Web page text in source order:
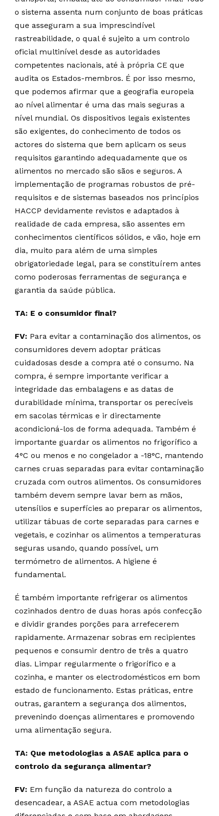
o sistema assenta num conjunto de boas práticas
que asseguram a sua imprescindível
rastreabilidade, o qual é sujeito a um controlo
oficial multinível desde as autoridades
competentes nacionais, até à própria CE que
audita os Estados-membros. É por isso mesmo,
que podemos afirmar que a geografia europeia
ao nível alimentar é uma das mais seguras a
nível mundial. Os dispositivos legais existentes
são exigentes, do conhecimento de todos os
actores do sistema que bem aplicam os seus
requisitos garantindo adequadamente que os
alimentos no mercado são sãos e seguros. A
implementação de programas robustos de pré-
requisitos e de sistemas baseados nos princípios
HACCP devidamente revistos e adaptados à
realidade de cada empresa, são assentes em
conhecimentos científicos sólidos, e vão, hoje em
dia, muito para além de uma simples
obrigatoriedade legal, para se constituírem antes
como poderosas ferramentas de segurança e
garantia da saúde pública.
TA: E o consumidor final?
FV: Para evitar a contaminação dos alimentos, os
consumidores devem adoptar práticas
cuidadosas desde a compra até o consumo. Na
compra, é sempre importante verificar a
integridade das embalagens e as datas de
durabilidade mínima, transportar os perecíveis
em sacolas térmicas e ir directamente
acondicioná-los de forma adequada. Também é
importante guardar os alimentos no frigorífico a
4°C ou menos e no congelador a -18°C, mantendo
carnes cruas separadas para evitar contaminação
cruzada com outros alimentos. Os consumidores
também devem sempre lavar bem as mãos,
utensílios e superfícies ao preparar os alimentos,
utilizar tábuas de corte separadas para carnes e
vegetais, e cozinhar os alimentos a temperaturas
seguras usando, quando possível, um
termómetro de alimentos. A higiene é
fundamental.
É também importante refrigerar os alimentos
cozinhados dentro de duas horas após confecção
e dividir grandes porções para arrefecerem
rapidamente. Armazenar sobras em recipientes
pequenos e consumir dentro de três a quatro
dias. Limpar regularmente o frigorífico e a
cozinha, e manter os electrodomésticos em bom
estado de funcionamento. Estas práticas, entre
outras, garantem a segurança dos alimentos,
prevenindo doenças alimentares e promovendo
uma alimentação segura.
TA: Que metodologias a ASAE aplica para o
controlo da segurança alimentar?
FV: Em função da natureza do controlo a
desencadear, a ASAE actua com metodologias